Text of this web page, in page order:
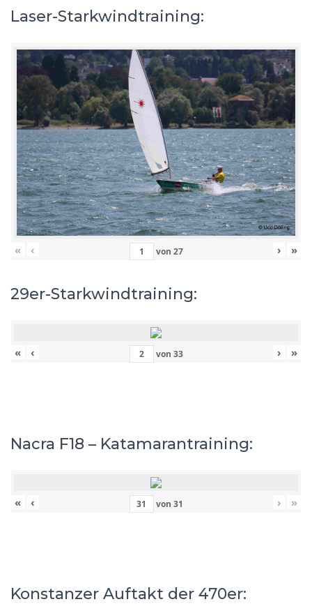
Laser-Starkwindtraining:
« ‹ von 27 › »
29er-Starkwindtraining:
« ‹ von 33 › »
Nacra F18 – Katamarantraining:
« ‹ von 31 › »
Konstanzer Auftakt der 470er: